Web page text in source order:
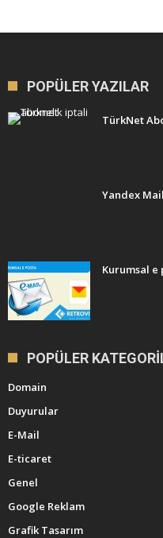
POPÜLER YAZILAR
TürkNet
Yandex
Kurumsal e
POPÜLER
Domain
Duyurular
E-Mail
E-ticaret
Genel
Google Reklam
Grafik Tasarım